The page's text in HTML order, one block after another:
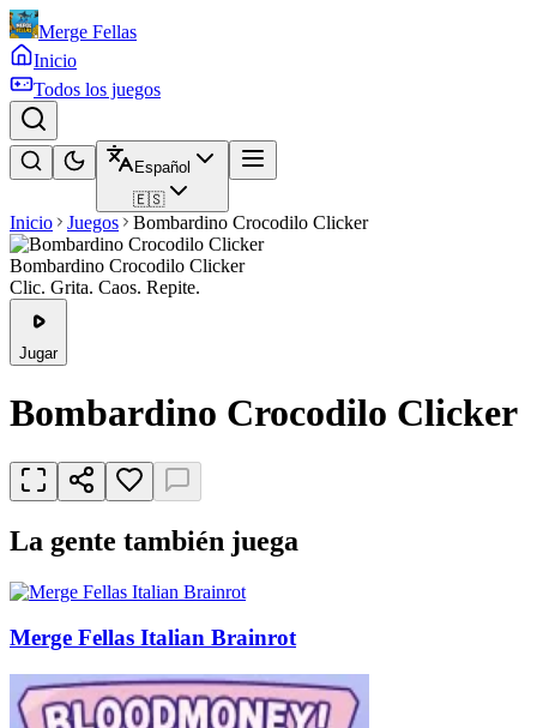
Merge Fellas
Inicio
Todos los juegos
Español
🇪🇸
Inicio Juegos Bombardino Crocodilo Clicker
Bombardino Crocodilo Clicker
Clic. Grita. Caos. Repite.
Jugar
Bombardino Crocodilo Clicker
La gente también juega
Merge Fellas Italian Brainrot